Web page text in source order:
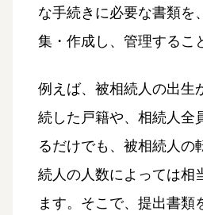
な手続きに必要な書類を
集・作成し、管理するこ
例えば、被相続人の出生
続した戸籍や、相続人全
るだけでも、被相続人の
続人の人数によっては相
ます。そこで、提出書類